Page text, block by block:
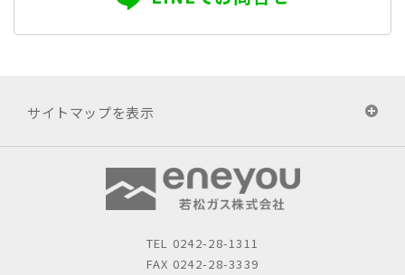
サイトマップを表示
TEL 0242-28-1311
FAX 0242-28-3339